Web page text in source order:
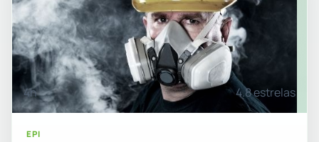
4h 4.8 estrelas
EPI